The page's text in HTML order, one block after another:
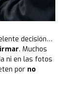
decisión…
. Muchos
ni en las fotos
por no